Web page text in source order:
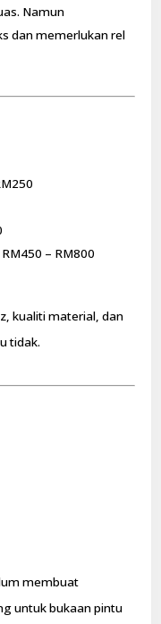
Namun
dan memerlukan rel
RM450 – RM800
kualiti material, dan
tidak.
membuat
untuk bukaan pintu